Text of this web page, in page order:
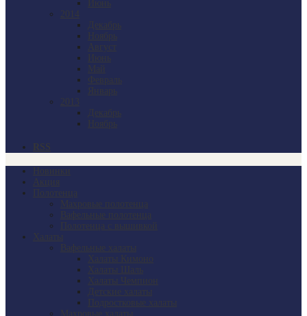
Июнь
2014
Декабрь
Ноябрь
Август
Июнь
Май
Февраль
Январь
2013
Декабрь
Ноябрь
RSS
Новинки
Акция
Полотенца
Махровые полотенца
Вафельные полотенца
Полотенца с вышивкой
Халаты
Вафельные халаты
Халаты Кимоно
Халаты Шаль
Халаты Чемпион
Детские халаты
Подростковые халаты
Махровые халаты